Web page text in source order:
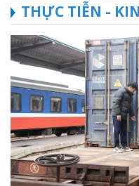
THỰC TIỄN -